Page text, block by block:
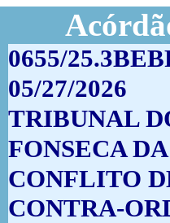
0655/
05/27/2026
TRIBUNAL
FONSECA
CONFLITO
CONTRA-